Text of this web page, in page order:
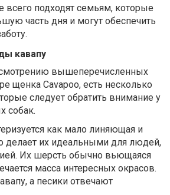
всего подходят семьям, которые
часть дня и могут обеспечить
кавапу
вышеперечисленных
щенка Cavapoo, есть несколько
следует обратить внимание у
собак.
как мало линяющая и
делает их идеальными для людей,
Их шерсть обычно вьющаяся
масса интересных окрасов.
а песики отвечают